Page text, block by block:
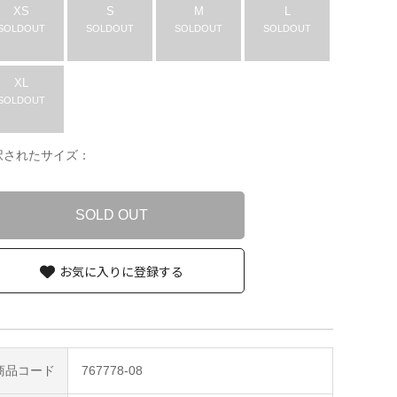
XS S
SOLDOUT
M
SOLDOUT
L
SOLDOUT
XL
れたサイズ：
SOLD OUT
品コード 767778-08
お気に入りに登録する